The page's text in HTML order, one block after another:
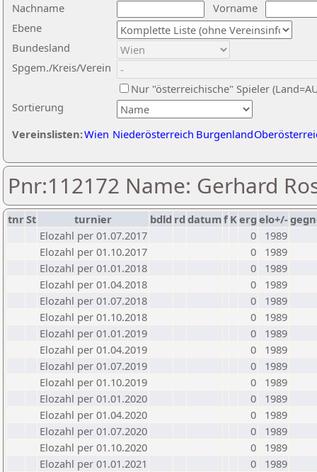
Nachname
Vorname
Ebene
Sortierung
Bundesland
Spgem./Kreis/Verein
Nur "österreichische" Spieler
Vereinslisten:Wien Niederösterreich Burgenland
Pnr:112172 Name: Gerhard
tnrSt turnier bdld rd datumf Kerg elo+/-
Elozahl per 01.07.2017
0
1989
Elozahl per 01.10.2017
0
1989
Elozahl per 01.01.2018
0
1989
Elozahl per 01.04.2018
0
1989
Elozahl per 01.07.2018
0
1989
Elozahl per 01.10.2018
0
1989
Elozahl per 01.01.2019
0
1989
Elozahl per 01.04.2019
0
1989
Elozahl per 01.07.2019
0
1989
Elozahl per 01.10.2019
0
1989
Elozahl per 01.01.2020
0
1989
Elozahl per 01.04.2020
0
1989
Elozahl per 01.07.2020
0
1989
Elozahl per 01.10.2020
0
1989
Elozahl per 01.01.2021
0
1989